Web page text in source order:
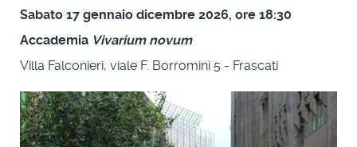
Sabato 17 gennaio dicembre 2026, ore 18:30
Accademia Vivarium novum
Villa Falconieri, viale F. Borromini 5 - Frascati